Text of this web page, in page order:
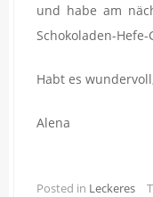
und habe am
Schokoladen-
Habt es
Alena
Posted in Leckeres